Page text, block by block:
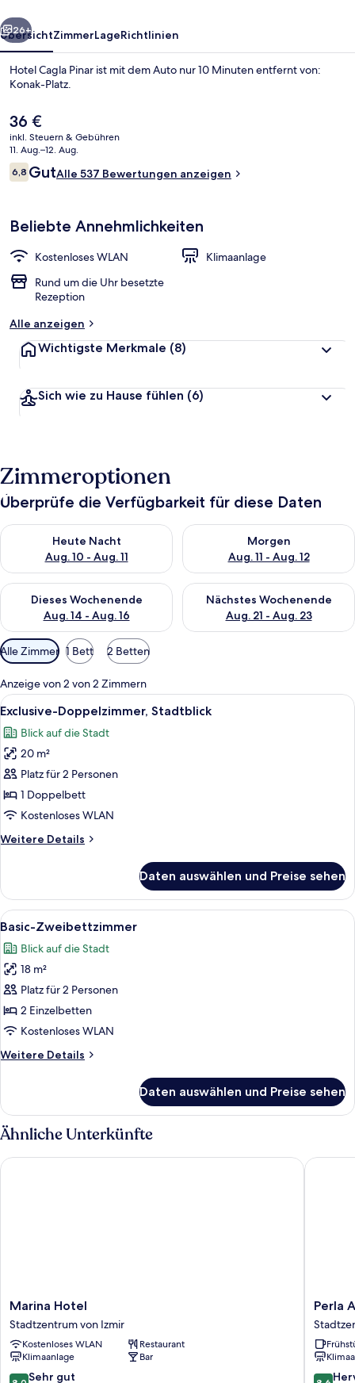
Weiter
26+
ÜbersichtZimmerLageRichtlinien
Hotel Cagla Pinar ist mit dem Auto nur 10 Minuten entfernt von:
Konak-Platz.
Der
aktuelle
Preis
beträgt
36 €.
36 €
inkl. Steuern & Gebühren
11. Aug.–12. Aug.
Bewertungen
6,86,8 von 10.
GutAlle 537 Bewertungen anzeigen
Beliebte Annehmlichkeiten
Kostenloses WLAN
Klimaanlage
Rund um die Uhr besetzte
Rezeption
Alle anzeigen
Wichtigste Merkmale (8)
Sich wie zu Hause fühlen (6)
Zimmeroptionen
Überprüfe die Verfügbarkeit für diese Daten
Heute Nacht
Aug. 10 - Aug. 11
Überprüfe die Verfügbarkeit für heute Nacht, Aug. 10 - Aug.
Morgen
Aug. 11 - Aug. 12
Überprüfe die Verfügbarkeit
Dieses Wochenende
Aug. 14 - Aug. 16
Überprüfe die Verfügbarkeit für dieses Wochenende, Aug. 14
Nächstes Wochenende
Aug. 21 - Aug. 23
Überprüfe die Verfügbarkeit
Verfügbare
Filter
für
Zimmer
Alle Zimmer 1 Bett 2 Betten
Anzeige von 2 von 2 Zimmern
Alle
Fotos
für
Exclusive-
Doppelzimmer,
Stadtblick
anzeigen
Ein Hotelzimmer mit einem Bett,
12
Exclusive-Doppelzimmer, Stadtblick
Blick auf die Stadt
20 m²
Platz für 2 Personen
1 Doppelbett
Kostenloses WLAN
Weitere Details
Weitere
Doppelzimmer,
Stadtblick
Daten auswählen und Preise sehen
Alle
Fotos
für
Basic-
Zweibettzimmer
anzeigen
Ein Hotelzimmer mit zwei Betten,
8
Basic-Zweibettzimmer
Blick auf die Stadt
18 m²
Platz für 2 Personen
2 Einzelbetten
Kostenloses WLAN
Weitere Details
Weitere
Zweibettzimmer
Daten auswählen und Preise sehen
Ähnliche Unterkünfte
Marina
Hotel
Stadtzentrum
von
Izmir
Marina Hotel
Stadtzentrum von Izmir
Kostenloses WLAN
Restaurant
Klimaanlage
Bar
8.0 Sehr gut
Marina Hotel
Perla
Arya
Hotel
von
Izmir
Perla
8.6
Perla